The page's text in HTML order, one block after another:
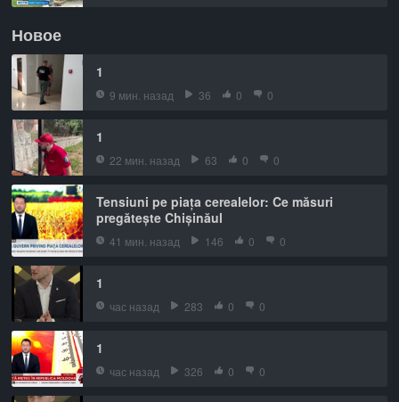
Новое
1
9 мин. назад 36 0 0
1
22 мин. назад 63 0 0
Tensiuni pe piața cerealelor: Ce măsuri
pregătește Chișinăul
41 мин. назад 146 0 0
1
час назад 283 0 0
1
час назад 326 0 0